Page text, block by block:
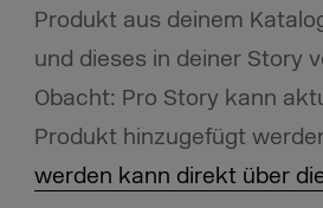
Produkt aus deinem
und dieses in deiner Story
Obacht: Pro Story kann
Produkt hinzugefügt
werden kann direkt über